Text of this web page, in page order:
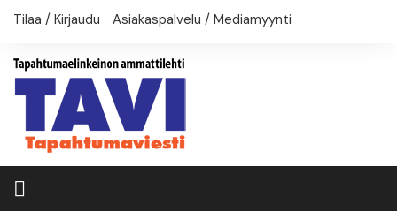
Skip
Tilaa / Kirjaudu Asiakaspalvelu / Mediamyynti